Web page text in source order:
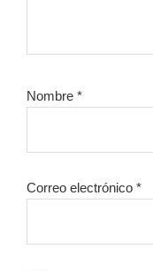
Nombre *
Correo electrónico *